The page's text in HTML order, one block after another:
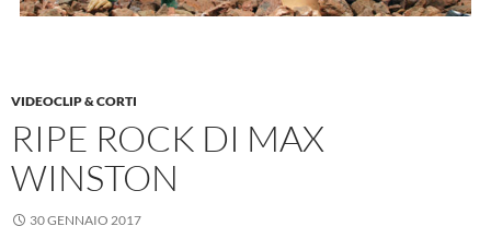
VIDEOCLIP & CORTI
RIPE ROCK DI MAX
WINSTON
30 GENNAIO 2017